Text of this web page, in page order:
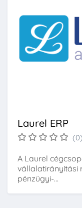
Laurel ERP
(0)
A Laurel
vállalatirányítási
pénzügyi-...